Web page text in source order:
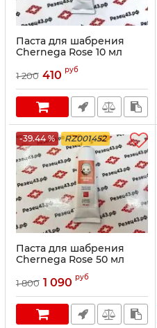
Паста для шабрения
Chernega Rose 10 мл
1 200 410 руб
-39.44 % RZ001452
Паста для шабрения
Chernega Rose 50 мл
1 800 1 090 руб